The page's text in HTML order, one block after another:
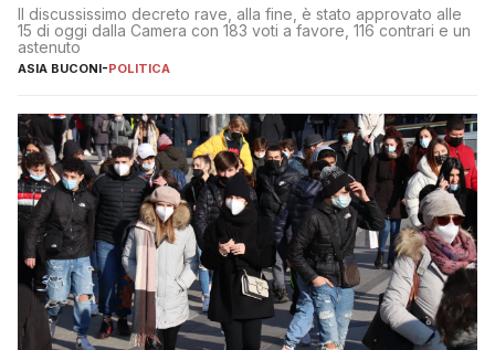
Il discussissimo decreto rave, alla fine, è stato approvato alle
15 di oggi dalla Camera con 183 voti a favore, 116 contrari e un
astenuto
ASIA BUCONI-POLITICA